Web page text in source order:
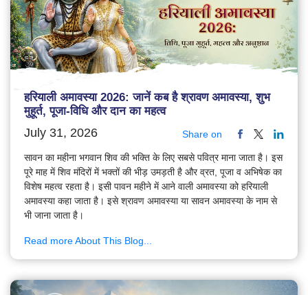
हरियाली अमावस्या 2026: जानें कब है श्रावण अमावस्या, शुभ
मुहूर्त, पूजा-विधि और दान का महत्व
July 31, 2026 Share on
सावन का महीना भगवान शिव की भक्ति के लिए सबसे पवित्र माना जाता है। इस
पूरे माह में शिव मंदिरों में भक्तों की भीड़ उमड़ती है और व्रत, पूजा व अभिषेक का
विशेष महत्व रहता है। इसी पावन महीने में आने वाली अमावस्या को हरियाली
अमावस्या कहा जाता है। इसे श्रावण अमावस्या या सावन अमावस्या के नाम से
भी जाना जाता है।
Read more About This Blog...